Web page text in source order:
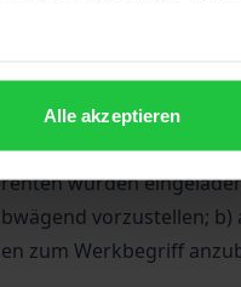
Alle akzeptieren
Proliferationen)
letzten Jahrzehnten
Mozarteum
wurden
vorzustellen; b)
zum Werkbegriff